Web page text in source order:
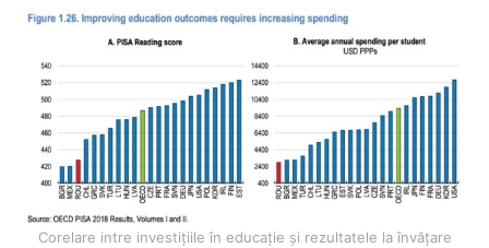
Corelare intre investițiile în educație și rezultatele la învățare